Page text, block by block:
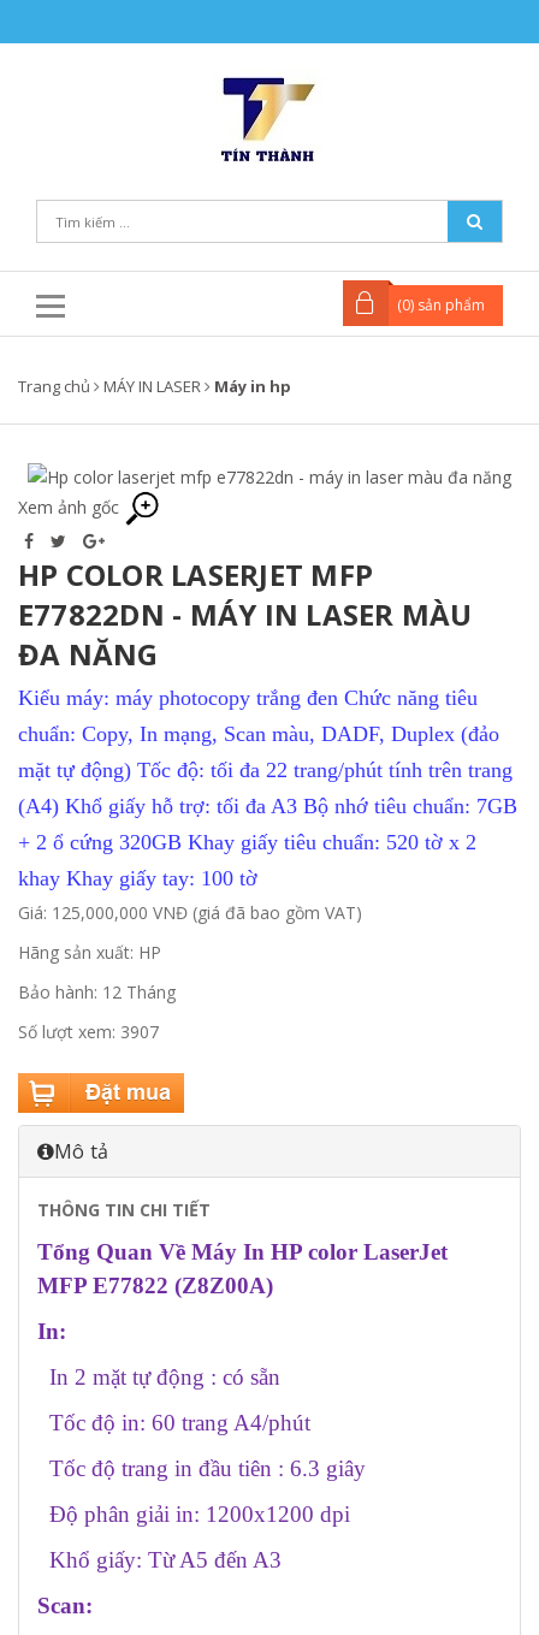
(0) sản phẩm
Trang chủ MÁY IN LASER Máy in hp
Xem ảnh gốc
HP COLOR LASERJET MFP
E77822DN - MÁY IN LASER MÀU
ĐA NĂNG
Kiểu máy: máy photocopy trắng đen Chức năng tiêu
chuẩn: Copy, In mạng, Scan màu, DADF, Duplex (đảo
mặt tự động) Tốc độ: tối đa 22 trang/phút tính trên trang
(A4) Khổ giấy hỗ trợ: tối đa A3 Bộ nhớ tiêu chuẩn: 7GB
+ 2 ổ cứng 320GB Khay giấy tiêu chuẩn: 520 tờ x 2
khay Khay giấy tay: 100 tờ
Giá: 125,000,000 VNĐ (giá đã bao gồm VAT)
Hãng sản xuất: HP
Bảo hành: 12 Tháng
Số lượt xem: 3907
Mô tả
THÔNG TIN CHI TIẾT
Tổng Quan Về Máy In HP color LaserJet
MFP E77822 (Z8Z00A)
In:
In 2 mặt tự động : có sẵn
Tốc độ in: 60 trang A4/phút
Tốc độ trang in đầu tiên : 6.3 giây
Độ phân giải in: 1200x1200 dpi
Khổ giấy: Từ A5 đến A3
Scan: